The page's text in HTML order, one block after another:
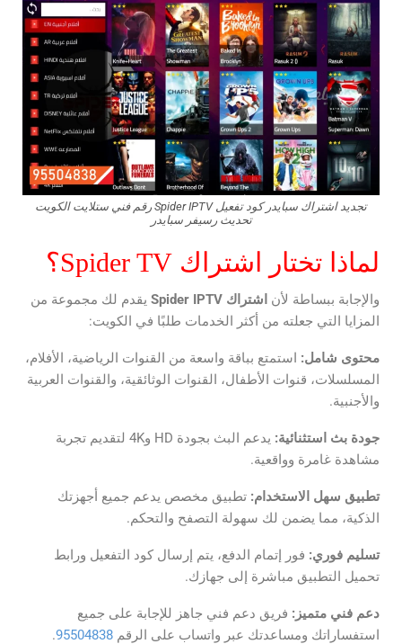
تجديد اشتراك سبايدر كود تفعيل Spider IPTV رقم فني ستلايت الكويت
تحديث رسيفر سبايدر
لماذا تختار اشتراك Spider TV؟
والإجابة ببساطة لأن اشتراك Spider IPTV يقدم لك مجموعة من
المزايا التي جعلته من أكثر الخدمات طلبًا في الكويت:
محتوى شامل: استمتع بباقة واسعة من القنوات الرياضية، الأفلام،
المسلسلات، قنوات الأطفال، القنوات الوثائقية، والقنوات العربية
والأجنبية.
جودة بث استثنائية:
يدعم البث بجودة HD و4K لتقديم تجربة
مشاهدة غامرة وواقعية.
تطبيق سهل الاستخدام: تطبيق مخصص يدعم جميع أجهزتك
الذكية، مما يضمن لك سهولة التصفح والتحكم.
تسليم فوري: فور إتمام الدفع، يتم إرسال كود التفعيل ورابط
تحميل التطبيق مباشرة إلى جهازك.
دعم فني متميز: فريق دعم فني جاهز للإجابة على جميع
استفساراتك ومساعدتك عبر واتساب على الرقم 95504838
.